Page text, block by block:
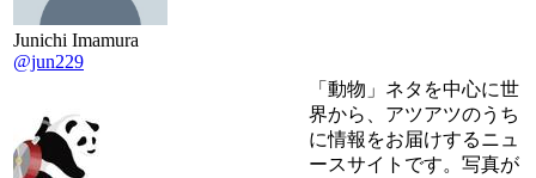
Junichi Imamura
@jun229
「動物」ネタを中心に世
界から、アツアツのうち
に情報をお届けするニュ
ースサイトです。写真が